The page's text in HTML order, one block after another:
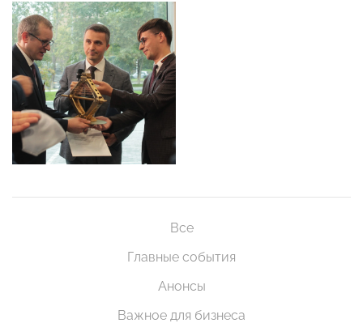
Все
Главные события
Анонсы
Важное для бизнеса